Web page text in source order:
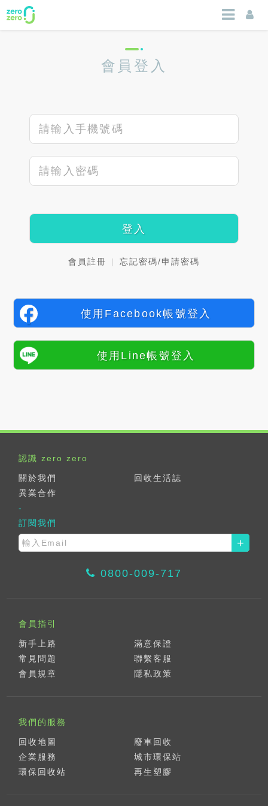
會員登入
登入
會員註冊 | 忘記密碼/申請密碼
使用Facebook帳號登入
使用Line帳號登入
認識 zero zero
關於我們
回收生活誌
異業合作
訂閱我們
+
0800-009-717
會員指引
新手上路
滿意保證
常見問題
聯繫客服
會員規章
隱私政策
我們的服務
回收地圖
廢車回收
企業服務
城市環保站
環保回收站
再生塑膠